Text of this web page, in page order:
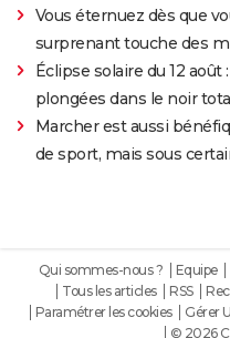
Vous éternuez dès que
surprenant touche des
Éclipse solaire du 12
plongées dans le noir total
Marcher est aussi
de sport, mais sous
Qui sommes-nous ? Equipe
Tous les articles
RSS
Paramétrer les cookies
Gérer
© 2026